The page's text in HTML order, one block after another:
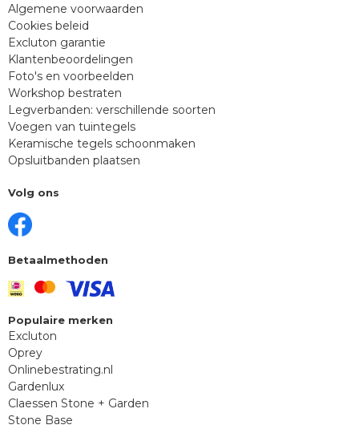
Algemene voorwaarden
Cookies beleid
Excluton garantie
Klantenbeoordelingen
Foto's en voorbeelden
Workshop bestraten
Legverbanden: verschillende soorten
Voegen van tuintegels
Keramische tegels schoonmaken
Opsluitbanden plaatsen
Volg ons
Betaalmethoden
Populaire merken
Excluton
Oprey
Onlinebestrating.nl
Gardenlux
Claessen Stone + Garden
Stone Base